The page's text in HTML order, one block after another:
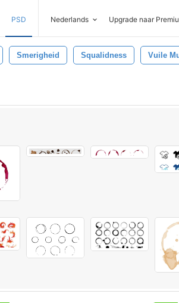
PSD Nederlands Upgrade naar
Smerigheid Squalidness Vuile